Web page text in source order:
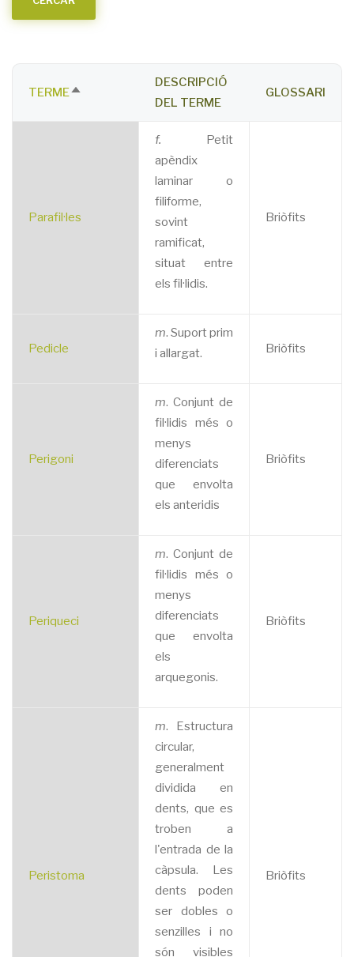
TERMESORT
DESCRIPCIÓ
DEL TERME
GLOSSARI
Parafil·les
f. Petit
apèndix
laminar o
filiforme,
sovint
ramificat,
situat entre
els fil·lidis.
Briòfits
Pedicle
m. Suport prim
i allargat.
Briòfits
Perigoni
m. Conjunt de
fil·lidis més o
menys
diferenciats
que envolta
els anteridis
Briòfits
Periqueci
m. Conjunt de
fil·lidis més o
menys
diferenciats
que envolta
els
arquegonis.
Briòfits
Peristoma
m. Estructura
circular,
generalment
dividida en
dents, que es
troben a
l'entrada de la
càpsula. Les
dents poden
ser dobles o
senzilles i no
són visibles
Briòfits